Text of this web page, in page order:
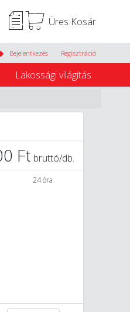
Üres Kosár
Bejelentkezés Regisztráció
Lakossági világítás
Ft bruttó/db.
24 óra